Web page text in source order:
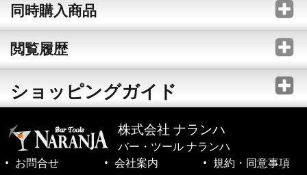
同時購入商品
閲覧履歴
ショッピングガイド
株式会社 ナランハ
バー・ツール ナランハ
お問合せ
会社案内 規約・同意事項